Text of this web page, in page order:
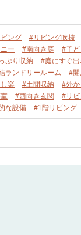
ング #リビング吹抜
ー #南向き庭 #子
ぷり収納 #庭にすぐ
ランドリールーム #
楽 #土間収納 #外
#西向き玄関 #リ
な設備 #1階リビング